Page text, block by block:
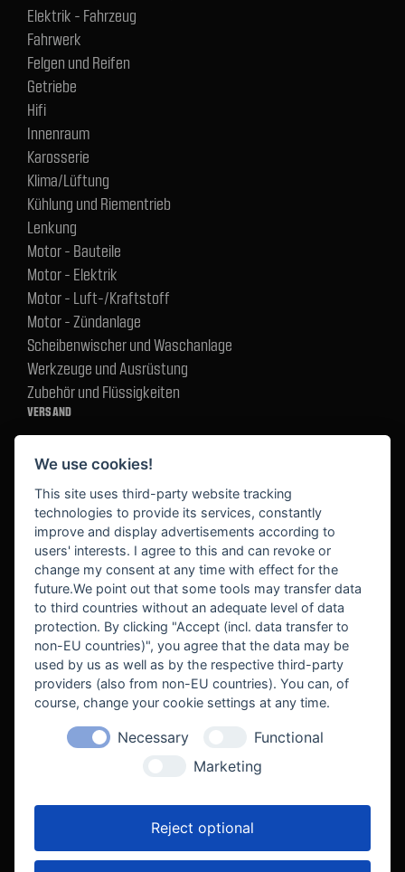
Elektrik - Fahrzeug
Fahrwerk
Felgen und Reifen
Getriebe
Hifi
Innenraum
Karosserie
Klima/Lüftung
Kühlung und Riementrieb
Lenkung
Motor - Bauteile
Motor - Elektrik
Motor - Luft-/Kraftstoff
Motor - Zündanlage
Scheibenwischer und Waschanlage
Werkzeuge und Ausrüstung
Zubehör und Flüssigkeiten
VERSAND
BEKANNT AUS
We use cookies!
This site uses third-party website tracking
technologies to provide its services, constantly
improve and display advertisements according to
users' interests. I agree to this and can revoke or
change my consent at any time with effect for the
future.We point out that some tools may transfer data
to third countries without an adequate level of data
protection. By clicking "Accept (incl. data transfer to
non-EU countries)", you agree that the data may be
used by us as well as by the respective third-party
providers (also from non-EU countries). You can, of
course, change your cookie settings at any time.
Necessary
Functional
Marketing
Reject optional